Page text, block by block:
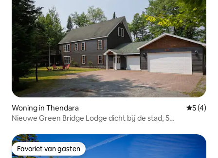
Woning in Thendara
5 (4)
Nieuwe Green Bridge Lodge dicht bij de stad, 5
Favoriet van gasten
Favoriet van gasten